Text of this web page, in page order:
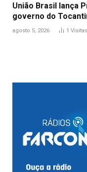
União Brasil lança
governo do
agosto 5, 2026 1 Visitas